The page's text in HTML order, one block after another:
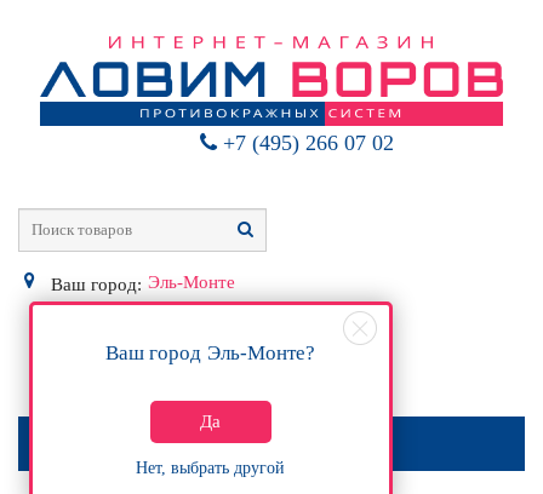
+7 (495) 266 07 02
Ваш город: Эль-Монте
Ваш город Эль-Монте?
Да
Нет, выбрать другой
0Р
МЕНЮ